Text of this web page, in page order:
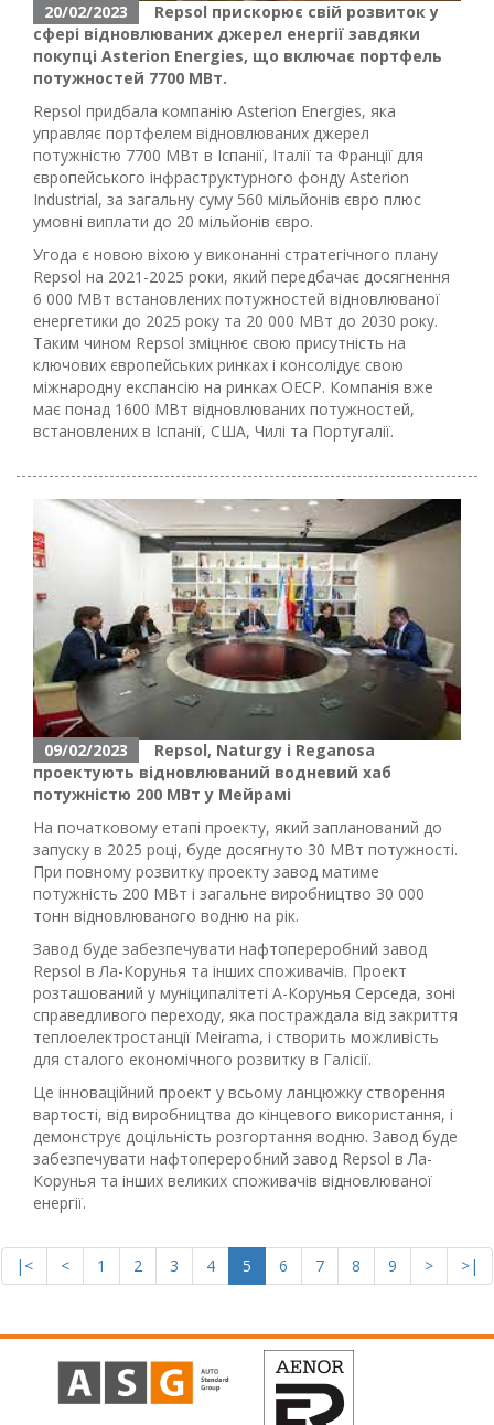
20/02/2023
Repsol прискорює свій розвиток у
сфері відновлюваних джерел енергії завдяки
покупці Asterion Energies, що включає портфель
потужностей 7700 МВт.
Repsol придбала компанію Asterion Energies, яка
управляє портфелем відновлюваних джерел
потужністю 7700 МВт в Іспанії, Італії та Франції для
європейського інфраструктурного фонду Asterion
Industrial, за загальну суму 560 мільйонів євро плюс
умовні виплати до 20 мільйонів євро.
Угода є новою віхою у виконанні стратегічного плану
Repsol на 2021-2025 роки, який передбачає досягнення
6 000 МВт встановлених потужностей відновлюваної
енергетики до 2025 року та 20 000 МВт до 2030 року.
Таким чином Repsol зміцнює свою присутність на
ключових європейських ринках і консолідує свою
міжнародну експансію на ринках ОЕСР. Компанія вже
має понад 1600 МВт відновлюваних потужностей,
встановлених в Іспанії, США, Чилі та Португалії.
09/02/2023
Repsol, Naturgy і Reganosa
проектують відновлюваний водневий хаб
потужністю 200 МВт у Мейрамі
На початковому етапі проекту, який запланований до
запуску в 2025 році, буде досягнуто 30 МВт потужності.
При повному розвитку проекту завод матиме
потужність 200 МВт і загальне виробництво 30 000
тонн відновлюваного водню на рік.
Завод буде забезпечувати нафтопереробний завод
Repsol в Ла-Корунья та інших споживачів. Проект
розташований у муніципалітеті А-Корунья Серседа, зоні
справедливого переходу, яка постраждала від закриття
теплоелектростанції Meirama, і створить можливість
для сталого економічного розвитку в Галісії.
Це інноваційний проект у всьому ланцюжку створення
вартості, від виробництва до кінцевого використання, і
демонструє доцільність розгортання водню. Завод буде
забезпечувати нафтопереробний завод Repsol в Ла-
Корунья та інших великих споживачів відновлюваної
енергії.
|< < 1 2 3 4 5 6 7 8 9 > >|